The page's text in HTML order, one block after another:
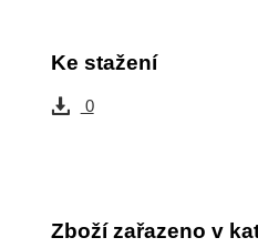
Ke stažení
0
Zboží zařazeno v